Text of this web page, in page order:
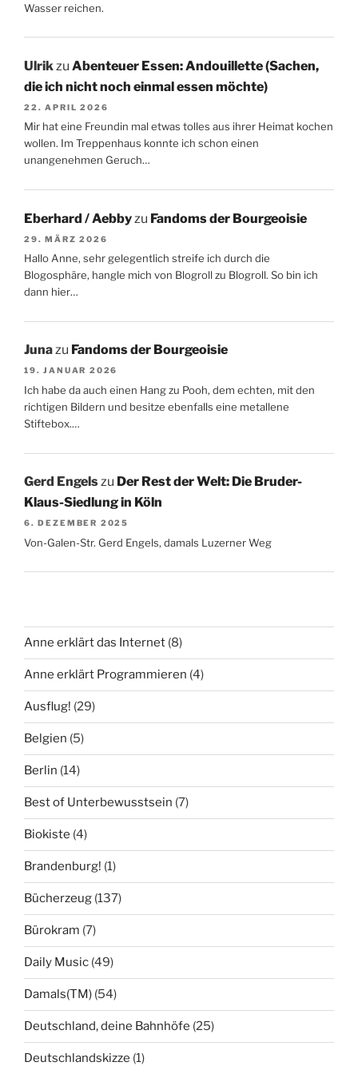
Wasser reichen.
Ulrikzu Abenteuer Essen: Andouillette (Sachen,
die ich nicht noch einmal essen möchte)
22. APRIL 2026
Mir hat eine Freundin mal etwas tolles aus ihrer Heimat kochen
wollen. Im Treppenhaus konnte ich schon einen
unangenehmen Geruch…
Eberhard / Aebby zu Fandoms der Bourgeoisie
29. MÄRZ 2026
Hallo Anne, sehr gelegentlich streife ich durch die
Blogosphäre, hangle mich von Blogroll zu Blogroll. So bin ich
dann hier…
Junazu Fandoms der Bourgeoisie
19. JANUAR 2026
Ich habe da auch einen Hang zu Pooh, dem echten, mit den
richtigen Bildern und besitze ebenfalls eine metallene
Stiftebox.…
Gerd Engelszu Der Rest der Welt: Die Bruder-
Klaus-Siedlung in Köln
6. DEZEMBER 2025
Von-Galen-Str. Gerd Engels, damals Luzerner Weg
Anne erklärt das Internet (8)
Anne erklärt Programmieren (4)
Ausflug! (29)
Belgien (5)
Berlin (14)
Best of Unterbewusstsein (7)
Biokiste (4)
Brandenburg! (1)
Bücherzeug (137)
Bürokram (7)
Daily Music (49)
Damals(TM) (54)
Deutschland, deine Bahnhöfe (25)
Deutschlandskizze (1)